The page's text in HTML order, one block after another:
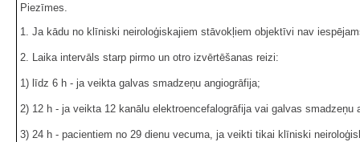
Piezīmes.
1. Ja kādu no klīniski neiroloģiskajiem stāvokļiem objektīvi nav
2. Laika intervāls starp pirmo un otro izvērtēšanas reizi:
1) līdz 6 h - ja veikta galvas smadzeņu angiogrāfija;
2) 12 h - ja veikta 12 kanālu elektroencefalogrāfija vai galvas smadzeņu
3) 24 h - pacientiem no 29 dienu vecuma, ja veikti tikai klīniski